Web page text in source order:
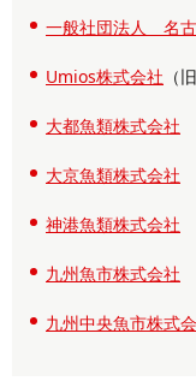
一般社団法人 名
Umios株式会社 （
大都魚類株式会社
大京魚類株式会社
神港魚類株式会社
九州魚市株式会社
九州中央魚市株式